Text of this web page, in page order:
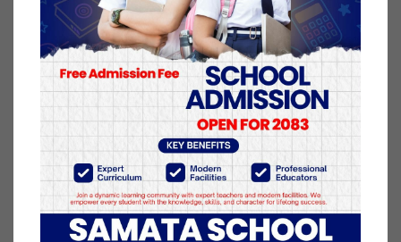
यस्तै आन्तरिक तर्फको हवाई इन्धनमा २ रुपैयाँ प्रतिलिटर
बढाएर ७६ रुपैयाँ प्रतिलिटर कायम गरिएको छ।
खाना पकाउने ग्यास र अन्तर्राष्ट्रियतर्फको हवाइ इन्धनको मूल्य
भने यथावत् राखिएको निगमले जानकारी दिएको छ।
५ बैशाख २०७८, आईतवार प्रकाशित